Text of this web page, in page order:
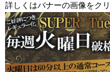
詳しくはバナーの画像をクリ